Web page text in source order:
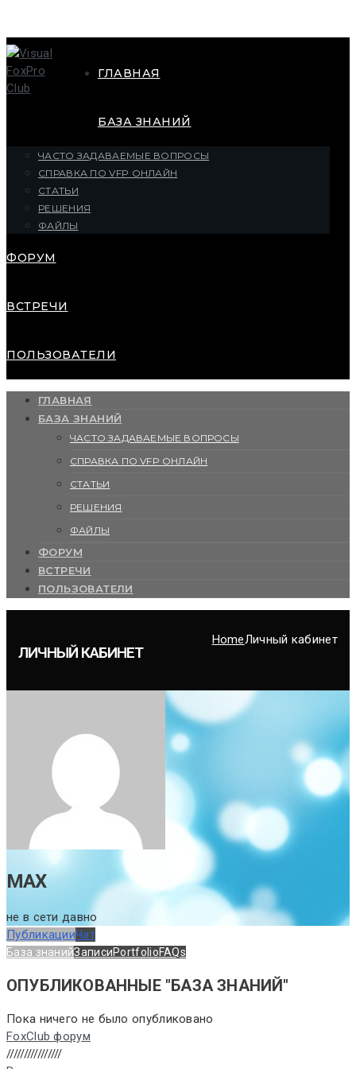
ГЛАВНАЯ
БАЗА ЗНАНИЙ
ЧАСТО ЗАДАВАЕМЫЕ ВОПРОСЫ
СПРАВКА ПО VFP ОНЛАЙН
СТАТЬИ
РЕШЕНИЯ
ФАЙЛЫ
ФОРУМ
ВСТРЕЧИ
ПОЛЬЗОВАТЕЛИ
ГЛАВНАЯ
БАЗА ЗНАНИЙ
ЧАСТО ЗАДАВАЕМЫЕ ВОПРОСЫ
СПРАВКА ПО VFP ОНЛАЙН
СТАТЬИ
РЕШЕНИЯ
ФАЙЛЫ
ФОРУМ
ВСТРЕЧИ
ПОЛЬЗОВАТЕЛИ
HomeЛичный кабинет
ЛИЧНЫЙ КАБИНЕТ
MAX
не в сети давно
ПубликацииЧат
База знанийЗаписиPortfolioFAQs
ОПУБЛИКОВАННЫЕ "БАЗА ЗНАНИЙ"
Пока ничего не было опубликовано
FoxClub форум
////////////////